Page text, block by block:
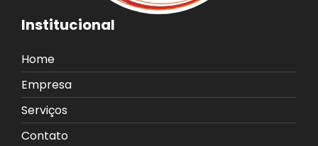
Institucional
Home
Empresa
Serviços
Contato